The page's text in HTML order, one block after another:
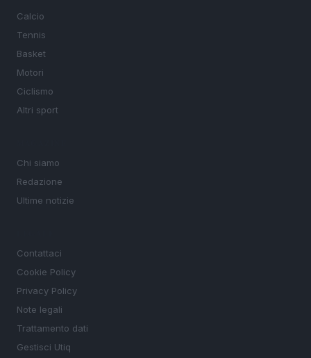
Calcio
Tennis
Basket
Motori
Ciclismo
Altri sport
Chi siamo
Redazione
Ultime notizie
Contattaci
Cookie Policy
Privacy Policy
Note legali
Trattamento dati
Gestisci Utiq